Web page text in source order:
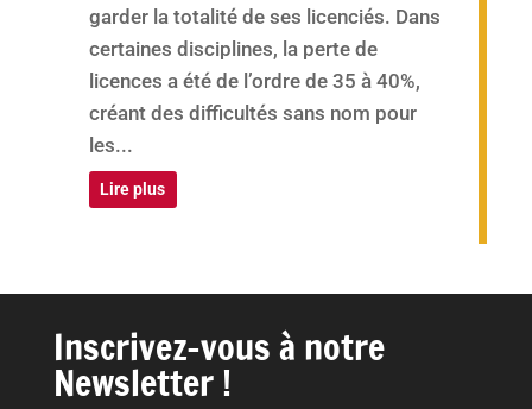
garder la totalité de ses licenciés. Dans
certaines disciplines, la perte de
licences a été de l’ordre de 35 à 40%,
créant des difficultés sans nom pour
les...
Lire plus
Inscrivez-vous à notre
Newsletter !